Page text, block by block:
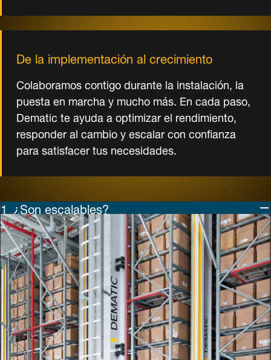
De la implementación al crecimiento
Colaboramos contigo durante la instalación, la
puesta en marcha y mucho más. En cada paso,
Dematic te ayuda a optimizar el rendimiento,
responder al cambio y escalar con confianza
para satisfacer tus necesidades.
¿Son escalables?